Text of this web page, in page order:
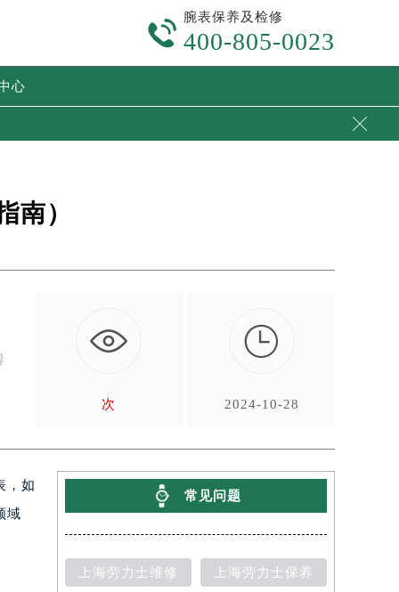

腕表保养及检修
400-805-0023
心

南）
次

2024-10-28
，如
域
常见问题
上海劳力士维修 上海劳力士保养